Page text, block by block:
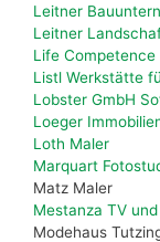
Leitner
Leitner
Life Competence
Listl Werkstätte
Lobster GmbH
Loeger
Loth Maler
Marquart
Matz Maler
Mestanza TV
Modehaus